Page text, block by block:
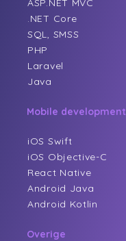
ASP.NET MVC
.NET Core
SQL, SMSS
PHP
Laravel
Java
Mobile development
iOS Swift
iOS Objective-C
React Native
Android Java
Android Kotlin
Overige